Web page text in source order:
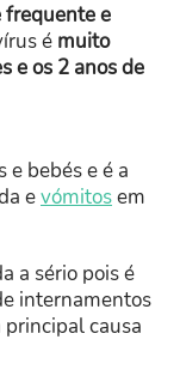
e
é muito
e os 2 anos de
e bebés e é a
evómitosem
a sério pois é
internamentos
causa